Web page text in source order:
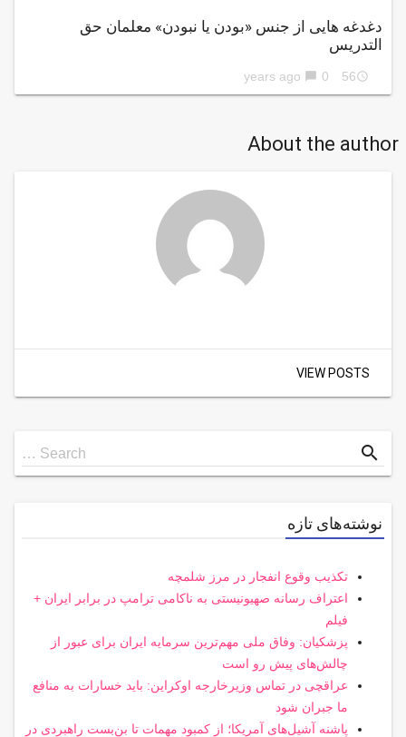
دغدغه هایی از جنس «بودن یا نبودن» معلمان حق
التدریس
access_time
56 years ago
chat_bubble 0
About the author
VIEW POSTS
Search
for
Search … search
نوشته‌های تازه
تکذیب وقوع انفجار در مرز شلمچه
اعتراف رسانه صهیونیستی به ناکامی ترامپ در برابر ایران +
فیلم
پزشکیان: وفاق ملی مهم‌ترین سرمایه ایران برای عبور از
چالش‌های پیش رو است
عراقچی در تماس وزیرخارجه اوکراین: باید خسارات به منافع
ما جبران شود
پاشنه آشیل‌های آمریکا؛ از کمبود مهمات تا بن‌بست راهبردی در